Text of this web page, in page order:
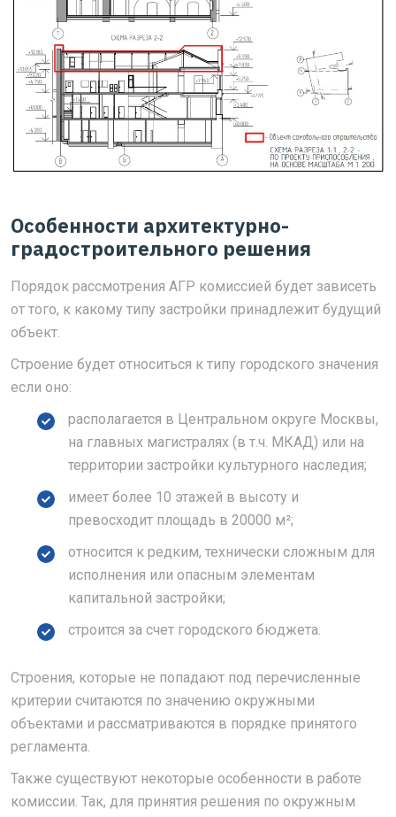
Особенности архитектурно-
градостроительного решения
Порядок рассмотрения АГР комиссией будет зависеть
от того, к какому типу застройки принадлежит будущий
объект.
Строение будет относиться к типу городского значения
если оно:
располагается в Центральном округе Москвы,
на главных магистралях (в т.ч. МКАД) или на
территории застройки культурного наследия;
имеет более 10 этажей в высоту и
превосходит площадь в 20000 м²;
относится к редким, технически сложным для
исполнения или опасным элементам
капитальной застройки;
строится за счет городского бюджета.
Строения, которые не попадают под перечисленные
критерии считаются по значению окружными
объектами и рассматриваются в порядке принятого
регламента.
Также существуют некоторые особенности в работе
комиссии. Так, для принятия решения по окружным